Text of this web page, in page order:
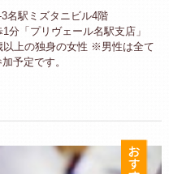
名駅ミズタニビル4階
分「プリヴェール名駅支店」
以上の独身の女性 ※男性は全て
予定です。
お